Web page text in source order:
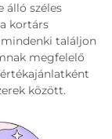
álló széles
kortárs
találjon
megfelelő
között.